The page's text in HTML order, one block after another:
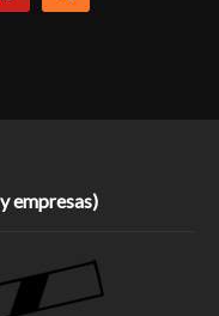
empresas)